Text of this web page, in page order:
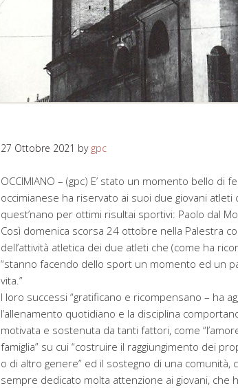
27 Ottobre 2021 by gpc
OCCIMIANO – (gpc) E’ stato un momento bello di
occimianese ha riservato ai suoi due giovani atleti
quest’nano per ottimi risultai sportivi: Paolo dal
Così domenica scorsa 24 ottobre nella Palestra
dell’attività atletica dei due atleti che (come ha
“stanno facendo dello sport un momento ed un
vita.”
I loro successi “gratificano e ricompensano – ha
l’allenamento quotidiano e la disciplina
motivata e sostenuta da tanti fattori, come
famiglia” su cui “costruire il raggiungimento dei
o di altro genere” ed il sostegno di una comunità,
sempre dedicato molta attenzione ai giovani, che